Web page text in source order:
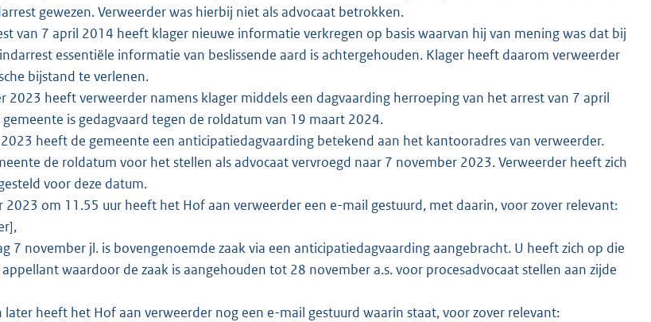
gewezen. Verweerder was hierbij niet als advocaat betrokken.
van 7 april 2014 heeft klager nieuwe informatie verkregen op basis waarvan hij van mening was dat bij
essentiële informatie van beslissende aard is achtergehouden. Klager heeft daarom verweerder
bijstand te verlenen.
heeft verweerder namens klager middels een dagvaarding herroeping van het arrest van 7 april
is gedagvaard tegen de roldatum van 19 maart 2024.
heeft de gemeente een anticipatiedagvaarding betekend aan het kantooradres van verweerder.
de roldatum voor het stellen als advocaat vervroegd naar 7 november 2023. Verweerder heeft zich
voor deze datum.
om 11.55 uur heeft het Hof aan verweerder een e-mail gestuurd, met daarin, voor zover relevant:
7 november jl. is bovengenoemde zaak via een anticipatiedagvaarding aangebracht. U heeft zich op die
waardoor de zaak is aangehouden tot 28 november a.s. voor procesadvocaat stellen aan zijde
heeft het Hof aan verweerder nog een e-mail gestuurd waarin staat, voor zover relevant: